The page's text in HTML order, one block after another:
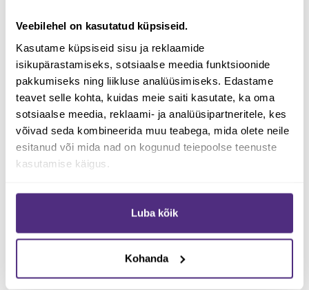
Veebilehel on kasutatud küpsiseid.
Kasutame küpsiseid sisu ja reklaamide
isikupärastamiseks, sotsiaalse meedia funktsioonide
pakkumiseks ning liikluse analüüsimiseks. Edastame
teavet selle kohta, kuidas meie saiti kasutate, ka oma
sotsiaalse meedia, reklaami- ja analüüsipartneritele, kes
võivad seda kombineerida muu teabega, mida olete neile
esitanud või mida nad on kogunud teiepoolse teenuste
kasutamise käigus.
Luba kõik
Kohanda
ja OPTIMISM
Toidulisand
Netokogus 260g
Koostisosad: Hüdrolüüsitud veisekollageen,
metüülsulfonüülmetaan (MSM), C-vitamiin (L-
askorbiinhape).
Soovituslikus päevases annuses (1-2 supilusikas)
Hüdrolüüsitud veisekollageen 5-10g –
Metüülsulfonüülmetaan 1-2g